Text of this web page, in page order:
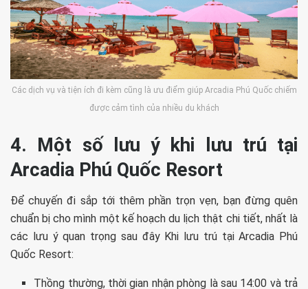
Các dịch vụ và tiện ích đi kèm cũng là ưu điểm giúp Arcadia Phú Quốc chiếm
được cảm tình của nhiều du khách
4. Một số lưu ý khi lưu trú tại
Arcadia Phú Quốc Resort
Để chuyến đi sắp tới thêm phần trọn vẹn, bạn đừng quên
chuẩn bị cho mình một kế hoạch du lịch thật chi tiết, nhất là
các lưu ý quan trọng sau đây Khi lưu trú tại Arcadia Phú
Quốc Resort:
Thồng thường, thời gian nhận phòng là sau 14:00 và trả